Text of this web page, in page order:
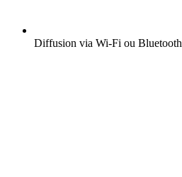
Diffusion via Wi-Fi ou Bluetooth